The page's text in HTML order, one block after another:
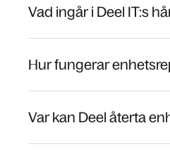
Vad ingår i Deel IT:s
Hur fungerar
Var kan Deel återta